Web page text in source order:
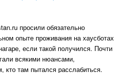
просили обязательно
опыте проживания на хаусботах
если такой получился. Почти
всякими нюансами,
кто там пытался расслабиться.